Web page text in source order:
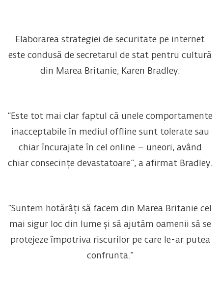
Elaborarea strategiei de securitate pe internet
este condusă de secretarul de stat pentru cultură
din Marea Britanie, Karen Bradley.
“Este tot mai clar faptul că unele comportamente
inacceptabile în mediul offline sunt tolerate sau
chiar încurajate în cel online – uneori, având
chiar consecințe devastatoare”, a afirmat Bradley.
“Suntem hotărâți să facem din Marea Britanie cel
mai sigur loc din lume și să ajutăm oamenii să se
protejeze împotriva riscurilor pe care le-ar putea
confrunta.”